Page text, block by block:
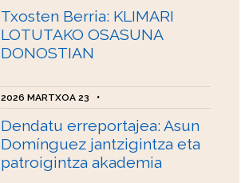
Txosten Berria: KLIMARI
LOTUTAKO OSASUNA
DONOSTIAN
2026 MARTXOA 23 •
Dendatu erreportajea: Asun
Domínguez jantzigintza eta
patroigintza akademia